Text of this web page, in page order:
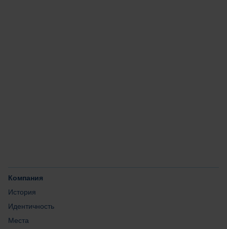
Компания
История
Идентичность
Места